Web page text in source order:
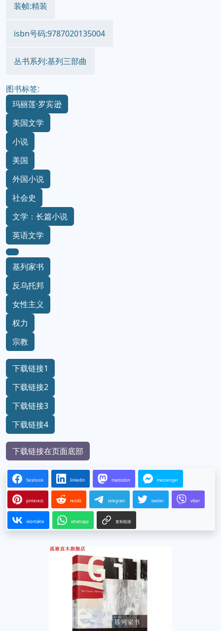
装帧:精装
isbn号码:9787020135004
丛书系列:基列三部曲
图书标签:
玛丽莲·罗宾逊
美国文学
小说
美国
外国小说
社会史
文学：长篇小说
英语文学
基列家书
反乌托邦
女性主义
权力
宗教
下载链接1
下载链接2
下载链接3
下载链接4
下载链接在页面底部
facebook linkedin mastodon messenger
pinterest reddit telegram twitter viber
vkontakte whatsapp 复制链接